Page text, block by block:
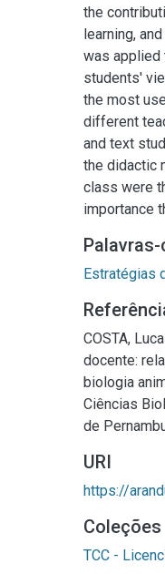
the
learning,
was applied
students'
the most
different
and text
the didactic
class were
importance
Estratégias
COSTA,
docente:
biologia
Ciências
de
URI
https://
Coleções
TCC -